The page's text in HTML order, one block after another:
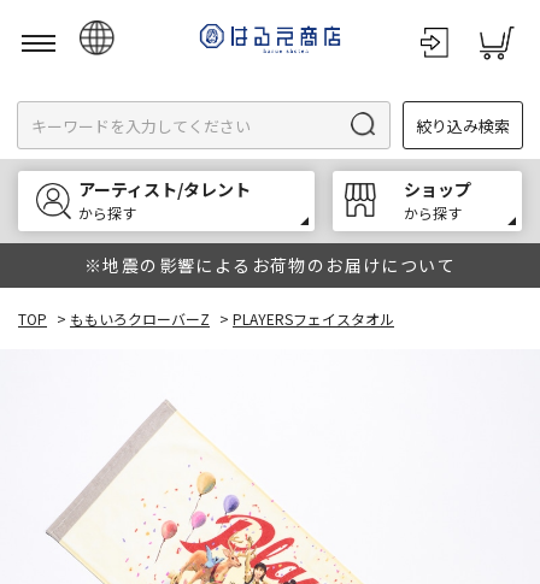
English
한국어
中文
絞り込み検索
アーティスト/タレント
から探す
ショップ
から探す
※地震の影響によるお荷物のお届けについて
TOP > ももいろクローバーZ > PLAYERSフェイスタオル